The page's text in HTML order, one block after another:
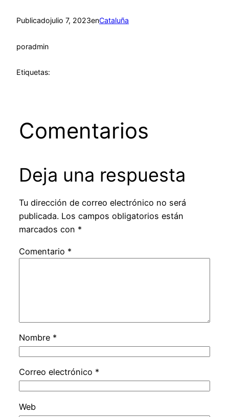
Publicadojulio 7, 2023enCataluña
poradmin
Etiquetas:
Comentarios
Deja una respuesta
Tu dirección de correo electrónico no será
publicada. Los campos obligatorios están
marcados con *
Comentario *
Nombre *
Correo electrónico *
Web